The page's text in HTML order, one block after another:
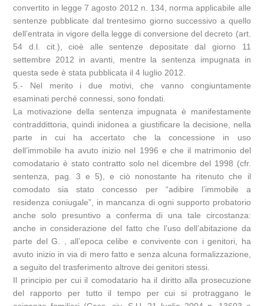
convertito in legge 7 agosto 2012 n. 134, norma applicabile alle
sentenze pubblicate dal trentesimo giorno successivo a quello
dell’entrata in vigore della legge di conversione del decreto (art.
54 d.l. cit.), cioè alle sentenze depositate dal giorno 11
settembre 2012 in avanti, mentre la sentenza impugnata in
questa sede è stata pubblicata il 4 luglio 2012.
5.- Nel merito i due motivi, che vanno congiuntamente
esaminati perché connessi, sono fondati.
La motivazione della sentenza impugnata è manifestamente
contraddittoria, quindi inidonea a giustificare la decisione, nella
parte in cui ha accertato che la concessione in uso
dell’immobile ha avuto inizio nel 1996 e che il matrimonio del
comodatario è stato contratto solo nel dicembre del 1998 (cfr.
sentenza, pag. 3 e 5), e ciò nonostante ha ritenuto che il
comodato sia stato concesso per “adibire l’immobile a
residenza coniugale”, in mancanza di ogni supporto probatorio
anche solo presuntivo a conferma di una tale circostanza:
anche in considerazione del fatto che l’uso dell’abitazione da
parte del G. , all’epoca celibe e convivente con i genitori, ha
avuto inizio in via di mero fatto e senza alcuna formalizzazione,
a seguito del trasferimento altrove dei genitori stessi.
Il principio per cui il comodatario ha il diritto alla prosecuzione
del rapporto per tutto il tempo per cui si protraggano le